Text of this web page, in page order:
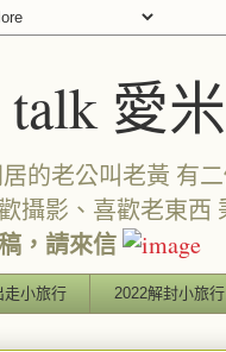
愛
的老公叫老黃 有
攝影、喜歡老東西
，請來信
走小旅行 2022解封小旅行